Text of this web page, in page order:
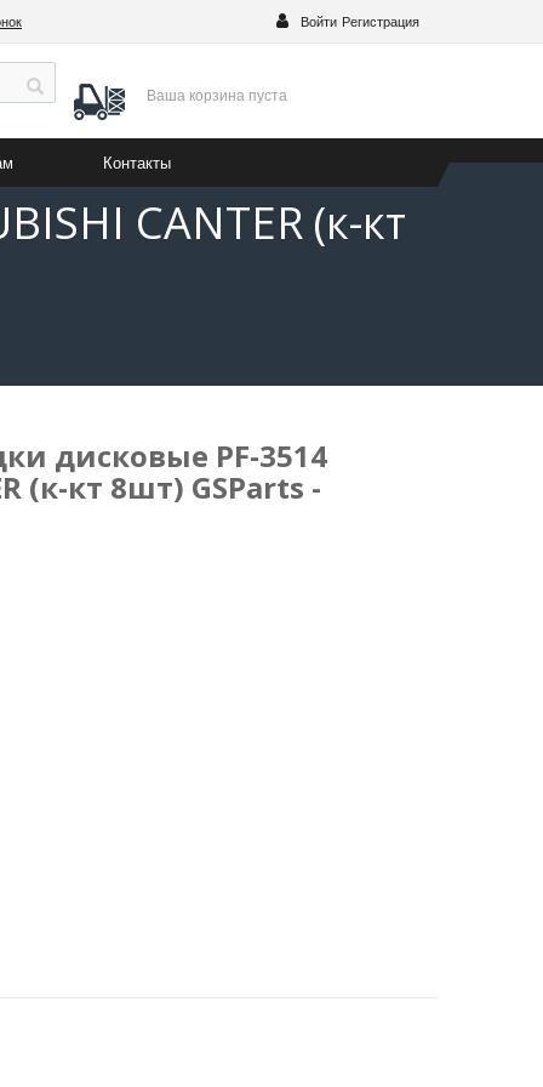
Войти Регистрация
Ваша корзина пуста
Контакты
CANTER (к-кт
дисковые PF-3514
(к-кт 8шт) GSParts -